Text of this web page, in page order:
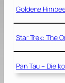
Goldene
Star Trek: The
Pan Tau – Die